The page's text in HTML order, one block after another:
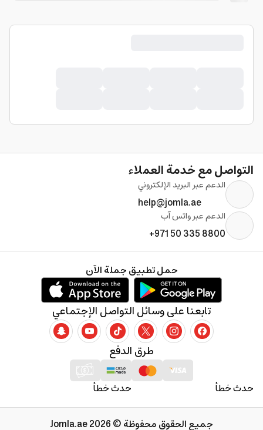
التواصل مع خدمة العملاء
الدعم عبر البريد الإلكتروني
help@jomla.ae
الدعم عبر واتس آب
+971 50 335 8800
حدث خطأ حدث خطأ
طرق الدفع
تابعنا على وسائل التواصل الإجتماعي
حمل تطبيق جملة الآن
جميع الحقوق محفوظة © 2026 Jomla.ae